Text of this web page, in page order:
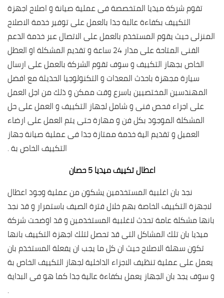
تقوم شركة ميديا المتخصصة فى عملية صيانة و اصلاح اجهزة
التكييف بكفاءة عالبة جدا بالعمل على توفير خدمة الاصلاح
المنزلى حيث يقوم المستخدم بالعمل على الاتصال عبر خدمة الدعم
الفنى المتاحة على مدار 24 ساعة و تقديم المشكلة او العطل
الخاص بجهاز التكييف و سوف تقوم الشركة بالعمل على ارسال
سيارة مجهزة باحدث المعدات و التكنولوجيا الحديثة مع افضل
المهندسين المختصيين باسرع وقت ممكن و ذلك من اجل العمل
على اجراء فحص فنى و شامل لجهاز التكييف و العمل على حل
المشكلة الموجود بكل فن و مهارة حتى يتم العمل على ارضاء
العميل و تقديم الية خدمة ممتازة جدا فى عملية صيانة جهاز
التكييف الخاص بة .
اعطال تكييف ميديا 5 حصان
نجد بان اغلبية المستخدمين يشكون من عملية وجود اعطال
لاجهزة التكييف الخاصة بهم خلال فترة الصيف باستمرار و قد نجد
بانها مشكلة عامة تحدث لاغلبية المستخدمين و قد اوضحت شركة
ميديا بان تلك المشاكل التى قد تحصل لتلك اجهزة التكييف بانها
تكون سهلة الاصلاح حيث ان كل ما يجب ان يفعلة المستخدم بان
يعمل على عملية تنظيف الاجزاء الداخلية لجهاز التكييف الخاص بة
و سوف يجد بان الجهاز يعمل بكفاءة عالية جدا كما هو فى البداية
.